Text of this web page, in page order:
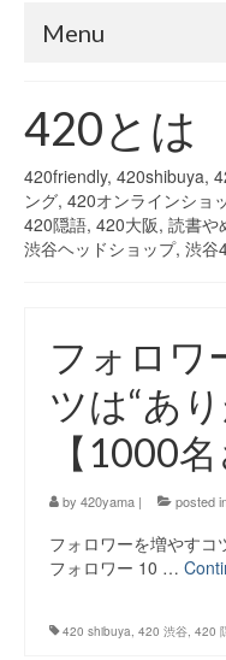
Menu
420 shibuya_info
420
420 shibuya_shop
About:FOUR
420 Blog Full
www.h4wp.com
420friendly 通販
420とは
420friendly, 420shibuya,
ング, 420オンラインショ
420隠語, 420大阪, 読書
渋谷ヘッドショップ, 渋谷
フォロワ
ツは“あ
【1000
by 420yama | posted
フォロワーを増やすコ
フォロワー 10 …
420 shibuya 420 渋谷 420